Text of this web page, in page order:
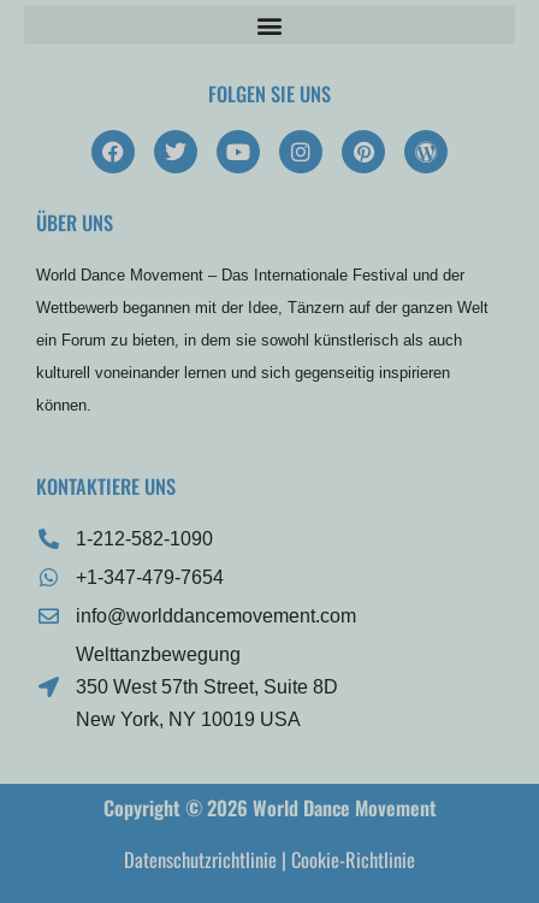
FOLGEN SIE UNS
F
a
c
b
o
T
w
i
r
Y
o
u
e
I
n
s
r
m
P
i
n
e
t
W
o
r
e
s
ÜBER UNS
World Dance Movement – Das Internationale Festival und der
Wettbewerb begannen mit der Idee, Tänzern auf der ganzen Welt
ein Forum zu bieten, in dem sie sowohl künstlerisch als auch
kulturell voneinander lernen und sich gegenseitig inspirieren
können.
KONTAKTIERE UNS
1-212-582-1090
+1-347-479-7654
info@worlddancemovement.com
Welttanzbewegung
350 West 57th Street, Suite 8D
New York, NY 10019 USA
Copyright © 2026 World Dance Movement
Datenschutzrichtlinie | Cookie-Richtlinie